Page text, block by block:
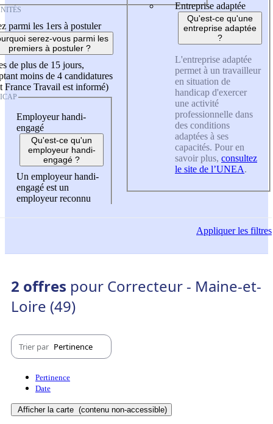
parmi les 1ers à postuler
serez-vous parmi les
premiers à postuler ?
de plus de 15 jours,
moins de 4 candidatures
France Travail est informé)
Employeur handi-
engagé
Qu'est-ce qu'un
employeur handi-
engagé ?
Un employeur handi-
engagé est un
employeur reconnu
Entreprise adaptée
Qu'est-ce qu'une
entreprise adaptée
?
L'entreprise adaptée
permet à un travailleur
en situation de
handicap d'exercer
une activité
professionnelle dans
des conditions
adaptées à ses
capacités. Pour en
savoir plus, consultez
le site de l’UNEA.
Appliquerles filtres
2 offres pour Correcteur - Maine-et-
Loire (49)
Trier par Pertinence
Pertinence
Date
Afficher la carte (contenu non-accessible)